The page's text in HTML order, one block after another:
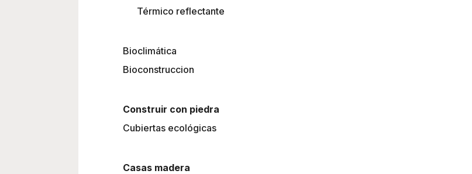
Térmico reflectante
Bioclimática
Bioconstruccion
Construir con piedra
Cubiertas ecológicas
Casas madera